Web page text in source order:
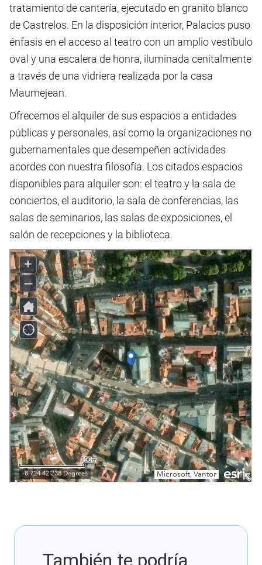
tratamiento de cantería, ejecutado en granito blanco
de Castrelos. En la disposición interior, Palacios puso
énfasis en el acceso al teatro con un amplio vestíbulo
oval y una escalera de honra, iluminada cenitalmente
a través de una vidriera realizada por la casa
Maumejean.
Ofrecemos el alquiler de sus espacios a entidades
públicas y personales, así como la organizaciones no
gubernamentales que desempeñen actividades
acordes con nuestra filosofía. Los citados espacios
disponibles para alquiler son: el teatro y la sala de
conciertos, el auditorio, la sala de conferencias, las
salas de seminarios, las salas de exposiciones, el
salón de recepciones y la biblioteca.
También te podría